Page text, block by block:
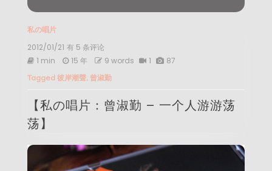
私の唱片
2012/01/21 【私
の
片：
淑
勤
个
人
游
有 5 条评论
1 min
15 年 9 words 1 87
Tagged 彼岸潮聲, 曾淑勤
【私の唱片：曾淑勤 – 一个人游游荡
荡】